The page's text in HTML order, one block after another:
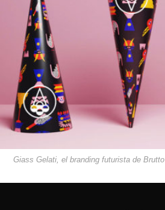
Giass Gelati, el branding futurista de Brutto